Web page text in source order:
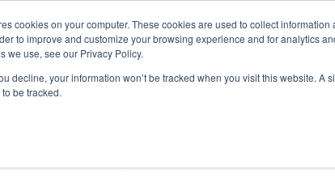
cookies on your computer. These cookies are used to collect
to improve and customize your browsing experience and for analytics
we use, see our Privacy Policy.
decline, your information won’t be tracked when you visit this website.
be tracked.
QUI SOMMES-NOUS NOS PRODUITS
MONDE